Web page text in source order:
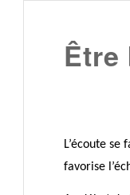
Être
L’écoute
favorise